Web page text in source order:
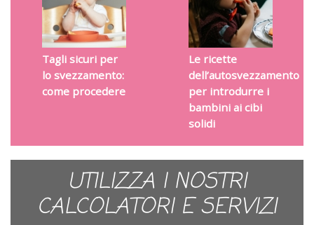
Tagli sicuri per
lo svezzamento:
come procedere
Le ricette
dell’autosvezzamento
per introdurre i
bambini ai cibi
solidi
UTILIZZA I NOSTRI
CALCOLATORI E SERVIZI